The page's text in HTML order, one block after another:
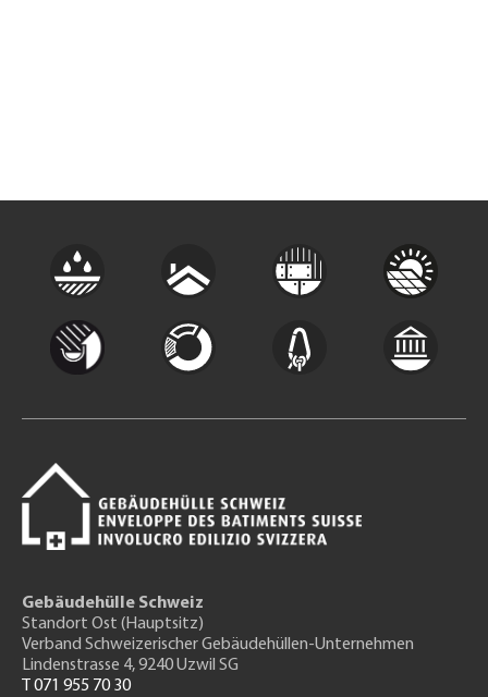
Gebäudehülle Schweiz
Standort Ost (Hauptsitz)
Verband Schweizerischer Gebäudehüllen-Unternehmen
Lindenstrasse 4, 9240 Uzwil SG
T 071 955 70 30